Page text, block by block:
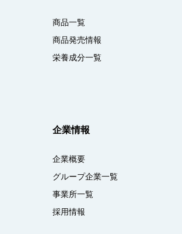
商品一覧
商品発売情報
栄養成分一覧
企業情報
企業概要
グループ企業一覧
事業所一覧
採用情報